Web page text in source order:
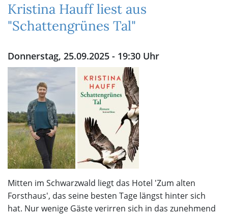
Kristina Hauff liest aus
"Schattengrünes Tal"
Donnerstag, 25.09.2025 - 19:30 Uhr
Mitten im Schwarzwald liegt das Hotel 'Zum alten
Forsthaus', das seine besten Tage längst hinter sich
hat. Nur wenige Gäste verirren sich in das zunehmend